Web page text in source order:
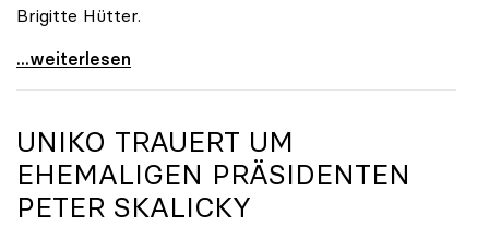
Brigitte Hütter.
„Deplatzierte Kampagne“: uniko irritiert über
...weiterlesen
UNIKO TRAUERT UM
EHEMALIGEN PRÄSIDENTEN
PETER SKALICKY